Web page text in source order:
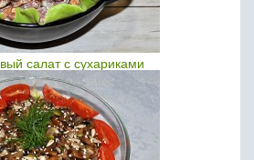
салат с сухариками